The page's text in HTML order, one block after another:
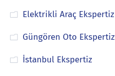
Elektrikli Araç Ekspertiz
Güngören Oto Ekspertiz
İstanbul Ekspertiz